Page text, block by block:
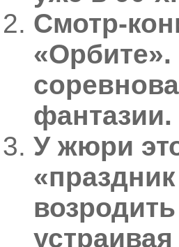
Смотр-
фантазии.
У жюри